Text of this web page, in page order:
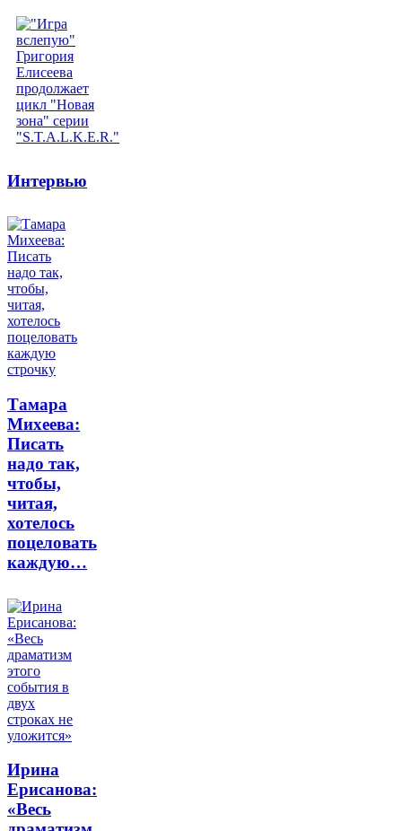
Интервью
Тамара
Михеева:
Писать
надо так,
чтобы,
читая,
хотелось
поцеловать
каждую…
Ирина
Ерисанова:
«Весь